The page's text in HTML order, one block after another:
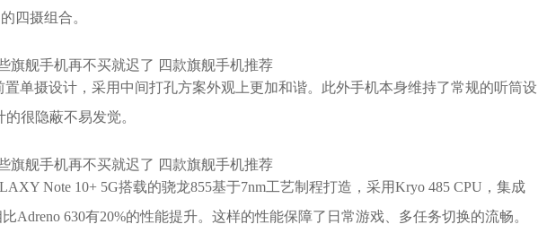
四摄组合。
置单摄设计，采用中间打孔方案外观上更加和谐。此外手机本身维持了常规的听筒设
很隐蔽不易发觉。
Note 10+ 5G搭载的骁龙855基于7nm工艺制程打造，采用Kryo 485 CPU，集成
比Adreno 630有20%的性能提升。这样的性能保障了日常游戏、多任务切换的流畅。